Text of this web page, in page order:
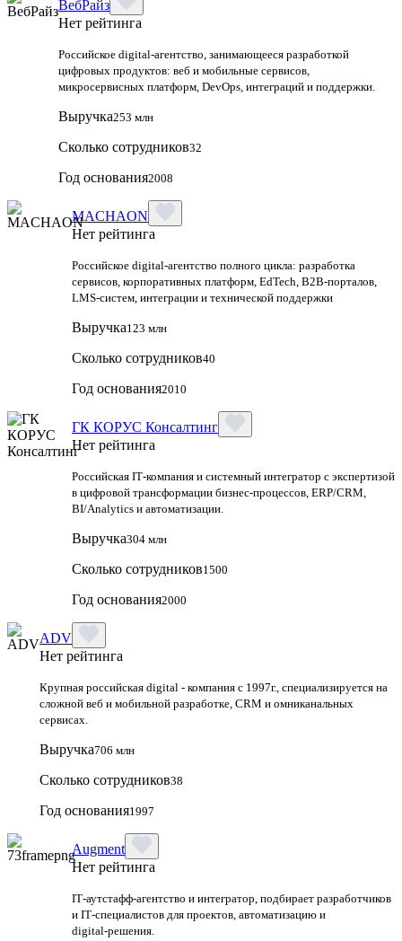
ВебРайз
Нет рейтинга
Российское digital-агентство, занимающееся разработкой
цифровых продуктов: веб и мобильные сервисов,
микросервисных платформ, DevOps, интеграций и поддержки.
Выручка253 млн
Сколько сотрудников32
Год основания2008
MACHAON
Нет рейтинга
Российское digital‑агентство полного цикла: разработка
сервисов, корпоративных платформ, EdTech, B2B‑порталов,
LMS‑систем, интеграции и технической поддержки
Выручка123 млн
Сколько сотрудников40
Год основания2010
ГК КОРУС Консалтинг
Нет рейтинга
Российская IT‑компания и системный интегратор с экспертизой
в цифровой трансформации бизнес‑процессов, ERP/CRM,
BI/Analytics и автоматизации.
Выручка304 млн
Сколько сотрудников1500
Год основания2000
ADV
Нет рейтинга
Крупная российская digital - компания с 1997г., специализируется на
сложной веб и мобильной разработке, CRM и омниканальных
сервисах.
Выручка706 млн
Сколько сотрудников38
Год основания1997
Augment
Нет рейтинга
IT‑аутстафф‑агентство и интегратор, подбирает разработчиков
и IT‑специалистов для проектов, автоматизацию и
digital‑решения.